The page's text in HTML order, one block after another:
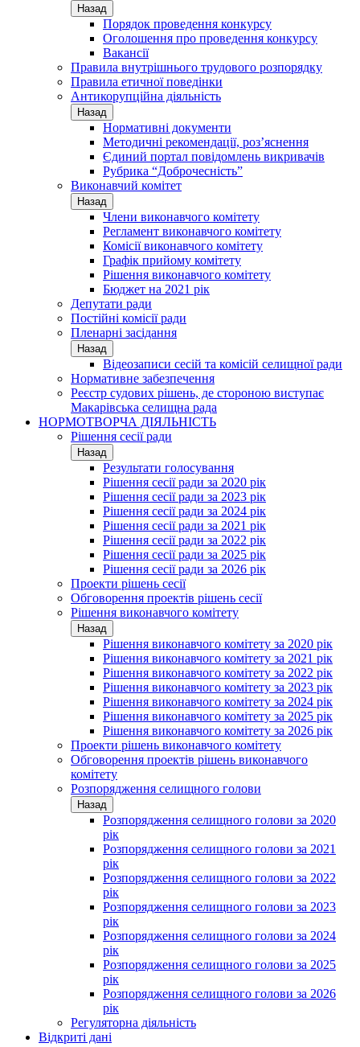
Назад
Порядок проведення конкурсу
Оголошення про проведення конкурсу
Вакансії
Правила внутрішнього трудового розпорядку
Правила етичної поведінки
Антикорупційна діяльність
Назад
Нормативні документи
Методичні рекомендації, роз’яснення
Єдиний портал повідомлень викривачів
Рубрика “Доброчесність”
Виконавчий комітет
Назад
Члени виконавчого комітету
Регламент виконавчого комітету
Комісії виконавчого комітету
Графік прийому комітету
Рішення виконавчого комітету
Бюджет на 2021 рік
Депутати ради
Постійні комісії ради
Пленарні засідання
Назад
Відеозаписи сесій та комісій селищної ради
Нормативне забезпечення
Реєстр судових рішень, де стороною виступає
Макарівська селищна рада
НОРМОТВОРЧА ДІЯЛЬНІСТЬ
Рішення сесії ради
Назад
Результати голосування
Рішення сесії ради за 2020 рік
Рішення сесії ради за 2023 рік
Рішення сесії ради за 2024 рік
Рішення сесії ради за 2021 рік
Рішення сесії ради за 2022 рік
Рішення сесії ради за 2025 рік
Рішення сесії ради за 2026 рік
Проекти рішень сесії
Обговорення проектів рішень сесії
Рішення виконавчого комітету
Назад
Рішення виконавчого комітету за 2020 рік
Рішення виконавчого комітету за 2021 рік
Рішення виконавчого комітету за 2022 рік
Рішення виконавчого комітету за 2023 рік
Рішення виконавчого комітету за 2024 рік
Рішення виконавчого комітету за 2025 рік
Рішення виконавчого комітету за 2026 рік
Проекти рішень виконавчого комітету
Обговорення проектів рішень виконавчого
комітету
Розпорядження селищного голови
Назад
Розпорядження селищного голови за 2020
рік
Розпорядження селищного голови за 2021
рік
Розпорядження селищного голови за 2022
рік
Розпорядження селищного голови за 2023
рік
Розпорядження селищного голови за 2024
рік
Розпорядження селищного голови за 2025
рік
Розпорядження селищного голови за 2026
рік
Регуляторна діяльність
Відкриті дані